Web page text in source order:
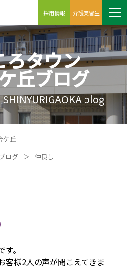
採用情報 介護実習生
ろタウン
丘ブログ
blog
ケ丘
ログ ＞ 仲良し
。
客様2人の声が聞こえてきま